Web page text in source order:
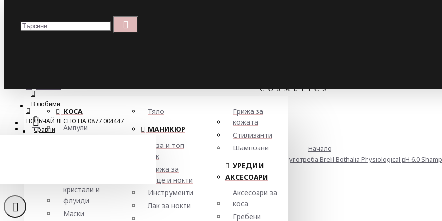
Кошница
В любими
Сравни
КОСА
Ампули
кристали и
флуиди
Маски
Тяло
МАНИКЮР
База и топ
лак
Грижа за
ръце и нокти
Инструменти
Лак за нокти
Грижа за
кожата
Стилизанти
Шампоани
УРЕДИ И
АКСЕСОАРИ
Аксесоари за
коса
Гребени
ПОРЪЧАЙ ЛЕСНО НА 0877 004447
Начало
Натурален шампоан за ежедневна употреба Brelil Bothalia Physiological pH 6.0